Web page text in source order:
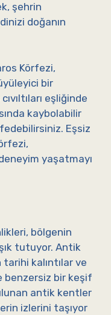
şehrin
doğanın
Körfezi,
bir
eşliğinde
kaybolabilir
Eşsiz
yaşatmayı
bölgenin
tutuyor. Antik
kalıntılar ve
benzersiz bir keşif
antik kentler
izlerini taşıyor